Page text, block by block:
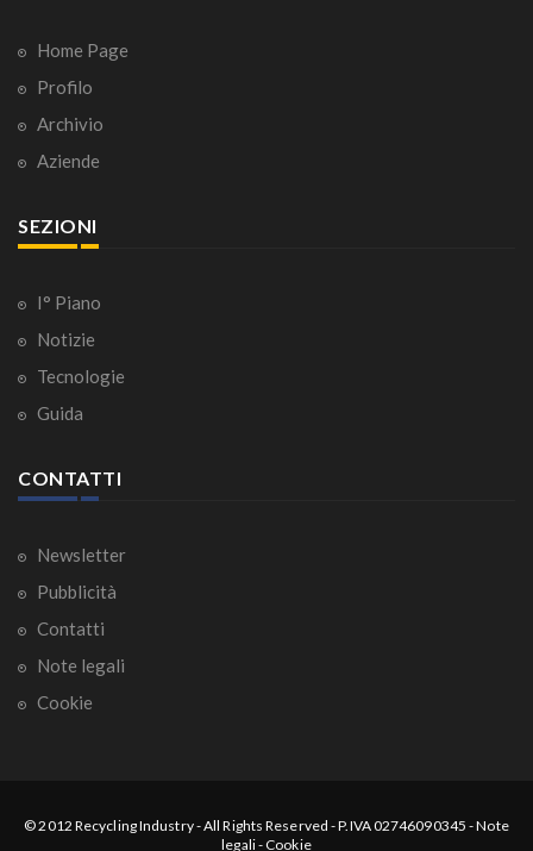
Home Page
Profilo
Archivio
Aziende
SEZIONI
I° Piano
Notizie
Tecnologie
Guida
CONTATTI
Newsletter
Pubblicità
Contatti
Note legali
Cookie
© 2012 Recycling Industry-All Rights Reserved - P.IVA 02746090345 -Note
legali- Cookie